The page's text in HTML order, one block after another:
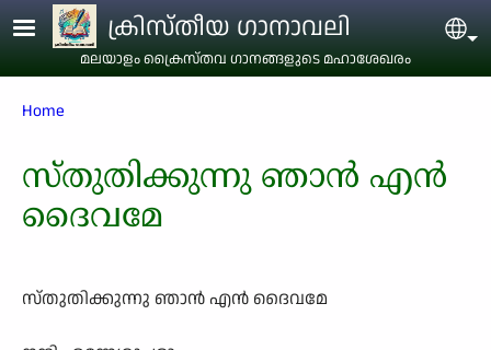
Skip to main contentക്രിസ്തീയ ഗാനാവലി
മലയാളം ക്രൈസ്തവ ഗാനങ്ങളുടെ മഹാശേഖരം
Breadcrumb
Home
സ്തുതിക്കുന്നു ഞാന്‍ എന്‍
ദൈവമേ
സ്തുതിക്കുന്നു ഞാന്‍ എന്‍ ദൈവമേ